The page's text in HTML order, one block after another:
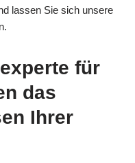
lassen Sie sich unsere
für
das
Ihrer